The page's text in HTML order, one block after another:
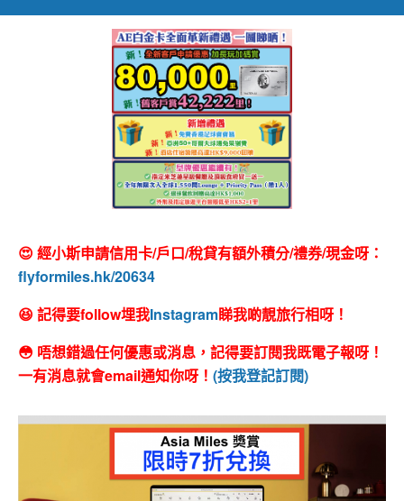
😍 經小斯申請信用卡/戶口/稅貸有額外積分/禮券/現金呀：
flyformiles.hk/20634
😆 記得要follow埋我Instagram睇我啲靚旅行相呀！
😳 唔想錯過任何優惠或消息，記得要訂閱我既電子報呀！
一有消息就會email通知你呀！ (按我登記訂閱)